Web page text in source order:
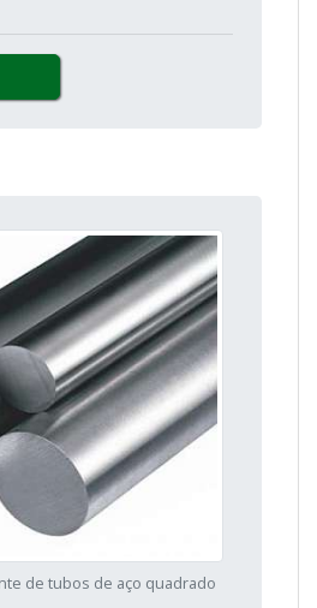
de tubos de aço quadrado